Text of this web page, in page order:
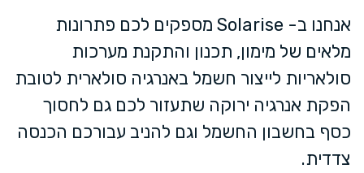
אנחנו ב- Solarise מספקים לכם פתרונות
מלאים של מימון, תכנון והתקנת מערכות
סולאריות לייצור חשמל באנרגיה סולארית לטובת
הפקת אנרגיה ירוקה שתעזור לכם גם לחסוך
כסף בחשבון החשמל וגם להניב עבורכם הכנסה
צדדית.